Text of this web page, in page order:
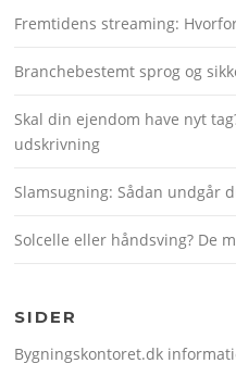
Fremtidens streaming:
Branchebestemt sprog og
Skal din ejendom have nyt
udskrivning
Slamsugning: Sådan undgår
Solcelle eller håndsving? De
SIDER
Bygningskontoret.dk